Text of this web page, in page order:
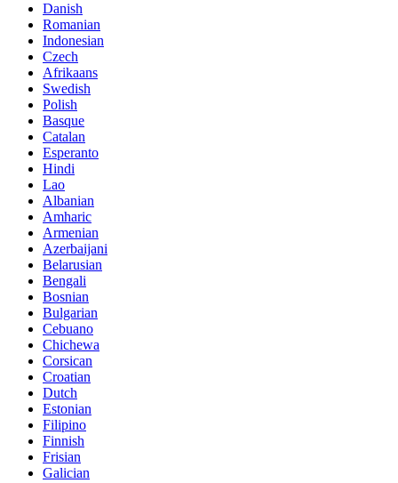
Danish
Romanian
Indonesian
Czech
Afrikaans
Swedish
Polish
Basque
Catalan
Esperanto
Hindi
Lao
Albanian
Amharic
Armenian
Azerbaijani
Belarusian
Bengali
Bosnian
Bulgarian
Cebuano
Chichewa
Corsican
Croatian
Dutch
Estonian
Filipino
Finnish
Frisian
Galician